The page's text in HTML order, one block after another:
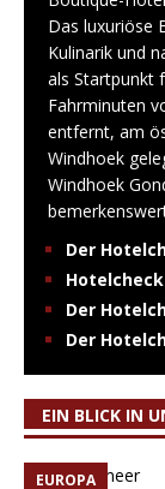
Das luxuriöse
Kulinarik und
als Startpunkt
Fahrminuten
entfernt, am
Windhoek
Windhoek
Der
Der
Der
EIN BLICK IN
EUROPA